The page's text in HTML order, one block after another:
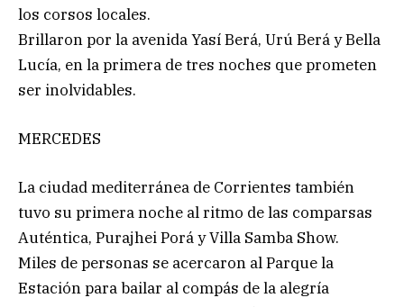
los corsos locales.
Brillaron por la avenida Yasí Berá, Urú Berá y Bella
Lucía, en la primera de tres noches que prometen
ser inolvidables.
MERCEDES
La ciudad mediterránea de Corrientes también
tuvo su primera noche al ritmo de las comparsas
Auténtica, Purajhei Porá y Villa Samba Show.
Miles de personas se acercaron al Parque la
Estación para bailar al compás de la alegría